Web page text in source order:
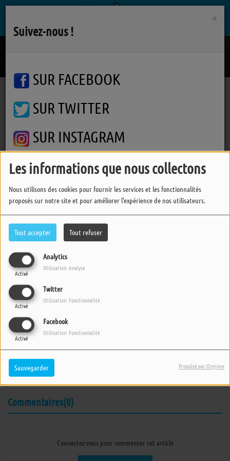
Les informations que nous collectons
Nous utilisons des cookies pour fournir les services et les fonctionnalités
proposés sur notre site et pour améliorer l'expérience de nos utilisateurs.
Tout accepter Tout refuser
Analytics
Activé
Utilisation: Analyse
Twitter
Activé
Utilisation: Fonctionnalité
Facebook
Activé
Utilisation: Fonctionnalité
Sauvegarder Propulsé par Orejime
Podcasts L'info des Pipelettes
L'info Des Pipelettes
07 MAI 2025 - 2034 VUES
ÉCOUTER LE PODCAST TÉLÉCHARGER LE PODCAST
Emission du mercredi 7 mai 2025.
Commentaires(0)
Connectez-vous pour commenter cet article
×
Suivez-nous !
SUR FACEBOOK
SUR TWITTER
SUR INSTAGRAM
FERMER